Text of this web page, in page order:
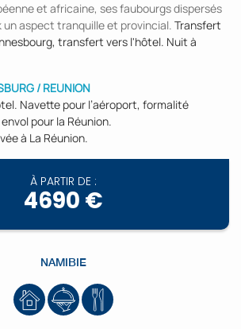
et africaine, ses faubourgs dispersés
un aspect tranquille et provincial. Transfert
transfert vers l'hôtel. Nuit à
/ REUNION
Navette pour l’aéroport, formalité
pour la Réunion.
à La Réunion.
À PARTIR DE :
4690 €
NAMIBIE